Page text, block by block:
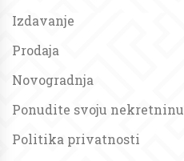
Izdavanje
Prodaja
Novogradnja
Ponudite svoju nekretninu
Politika privatnosti